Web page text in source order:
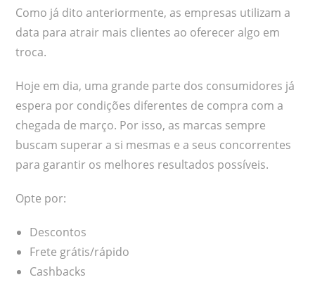
Como já dito anteriormente, as empresas utilizam a
data para atrair mais clientes ao oferecer algo em
troca.
Hoje em dia, uma grande parte dos consumidores já
espera por condições diferentes de compra com a
chegada de março. Por isso, as marcas sempre
buscam superar a si mesmas e a seus concorrentes
para garantir os melhores resultados possíveis.
Opte por:
Descontos
Frete grátis/rápido
Cashbacks